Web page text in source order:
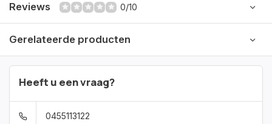
Reviews 0/10
Gerelateerde producten
Heeft u een vraag?
0455113122